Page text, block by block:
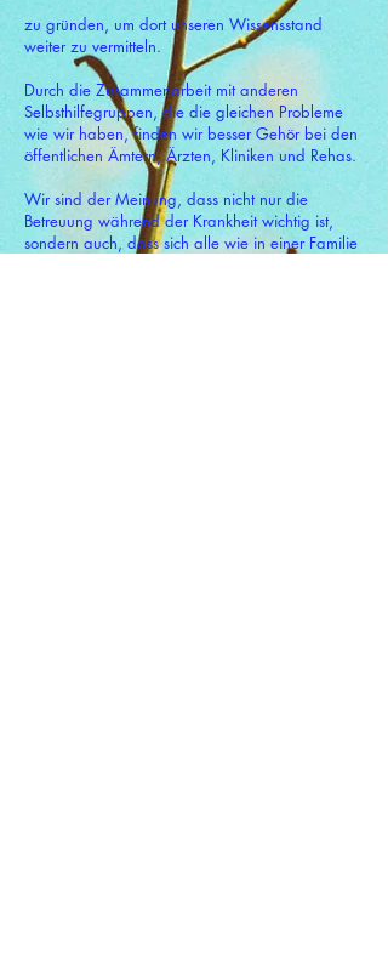
zu gründen, um dort unseren Wissensstand
weiter zu vermitteln.
Durch die Zusammenarbeit mit anderen
Selbsthilfegruppen, die die gleichen Probleme
wie wir haben, finden wir besser Gehör bei den
öffentlichen Ämtern, Ärzten, Kliniken und Rehas.
Wir sind der Meinung, dass nicht nur die
Betreuung während der Krankheit wichtig ist,
sondern auch, dass sich alle wie in einer Familie